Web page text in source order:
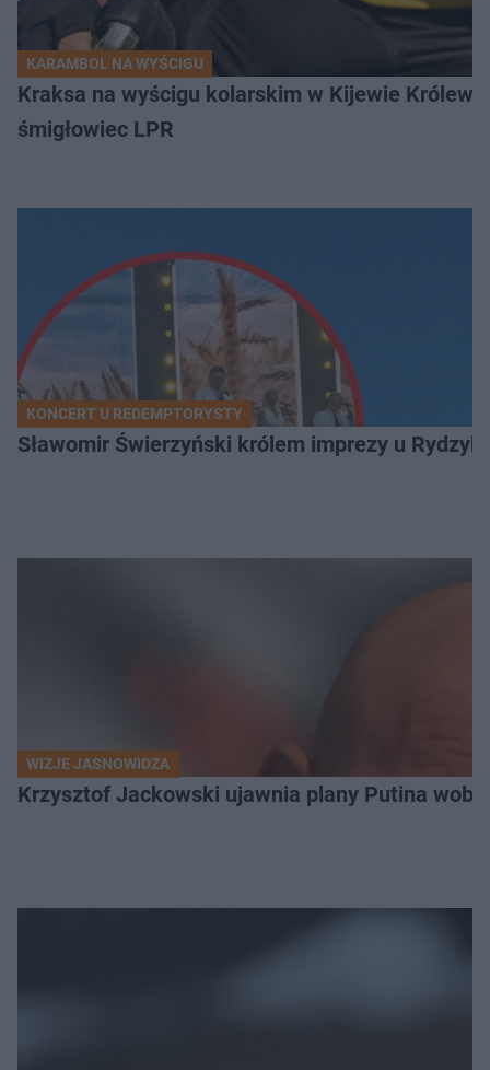
KARAMBOL NA WYŚCIGU
Kraksa na wyścigu kolarskim w Kijewie
śmigłowiec LPR
KONCERT U REDEMPTORYSTY
Sławomir Świerzyński królem imprezy u
WIZJE JASNOWIDZA
Krzysztof Jackowski ujawnia plany Putina